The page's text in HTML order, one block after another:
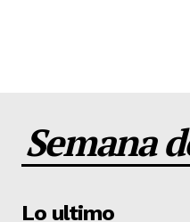
Semana
Lo ultimo